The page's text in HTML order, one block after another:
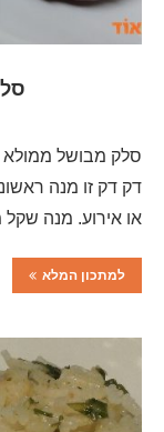
סלק מבושל ממולא
דק דק זו מנה
או אירוע. מנה
למתכון המלא